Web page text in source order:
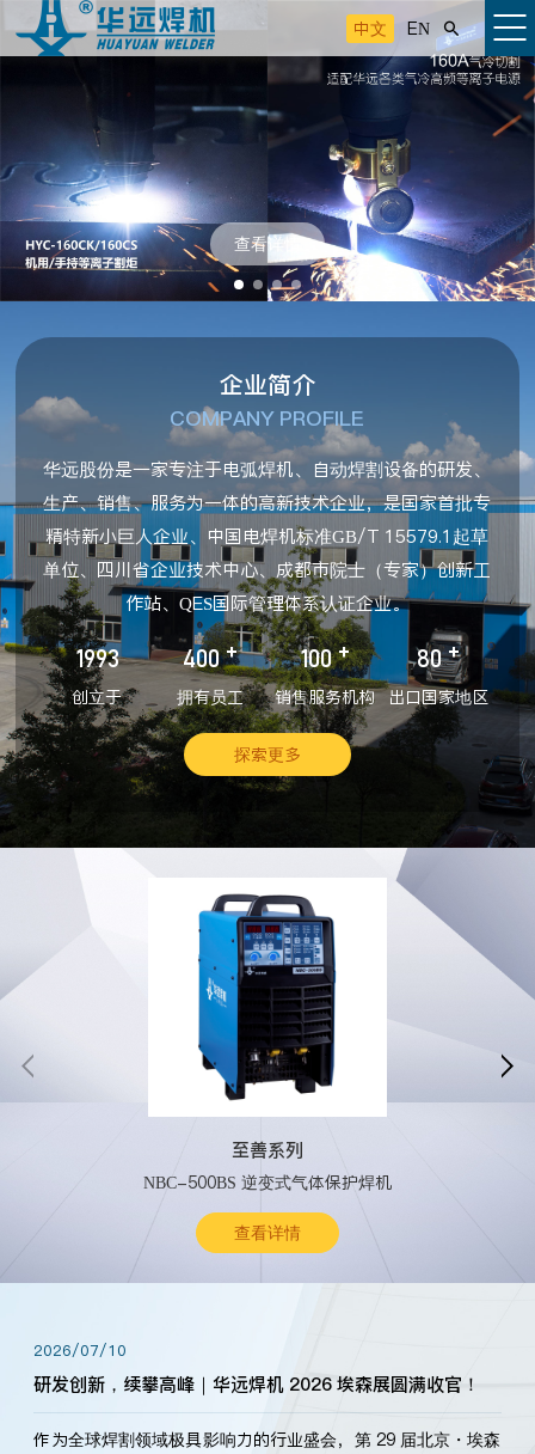
中文 EN 
查看详情
企业简介
COMPANY PROFILE
华远股份是一家专注于电弧焊机、自动焊割设备的研发、
生产、销售、服务为一体的高新技术企业，是国家首批专
精特新小巨人企业、中国电焊机标准GB/T 15579.1起草
单位、四川省企业技术中心、成都市院士（专家）创新工
作站、QES国际管理体系认证企业。
1993
创立于
400 +
拥有员工
100 +
销售服务机构
80 +
出口国家地区
探索更多
至善系列
NBC-500BS 逆变式气体保护焊机
查看详情
 
2026/07/10
研发创新，续攀高峰｜华远焊机 2026 埃森展圆满收官！
作为全球焊割领域极具影响力的行业盛会，第 29 届北京・埃森